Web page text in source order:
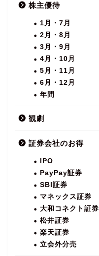
株主優待
1月・7月
2月・8月
3月・9月
4月・10月
5月・11月
6月・12月
年間
観劇
証券会社のお得
IPO
PayPay証券
SBI証券
マネックス証券
大和コネクト証券
松井証券
楽天証券
立会外分売